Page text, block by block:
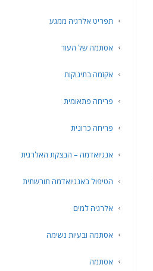
תפריט אלרגיה ממגע
אסתמה של העור
אקזמה בתינוקות
פריחה פתאומית
פריחה כרונית
אנגיואדמה – הבצקת האלרגית
הטיפול באנגיואדמה תורשתית
אלרגיה למים
אסתמה ובעיות נשימה
אסתמה